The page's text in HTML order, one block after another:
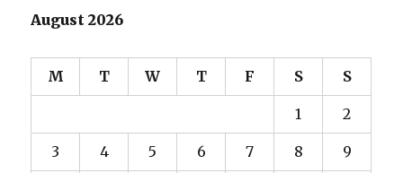
August 2026
M T W T F S S
1 2
3 4 5 6 7 8 9